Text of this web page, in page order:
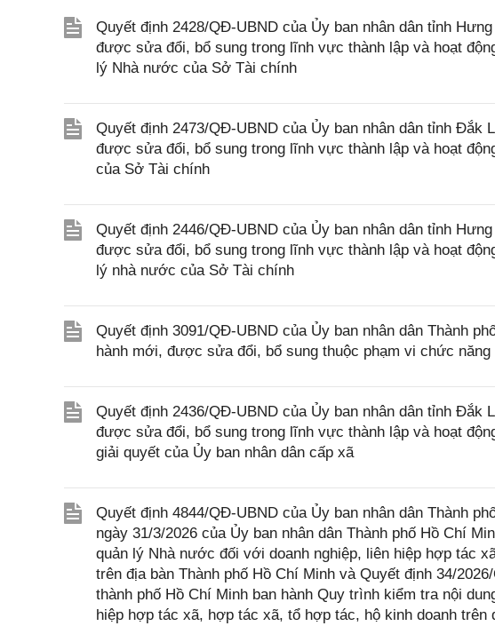
Quyết định 2428/QĐ-UBND của Ủy ban nhân dân tỉnh
được sửa đổi, bổ sung trong lĩnh vực thành lập và hoạt
lý Nhà nước của Sở Tài chính
Quyết định 2473/QĐ-UBND của Ủy ban nhân dân tỉnh Đắk
được sửa đổi, bổ sung trong lĩnh vực thành lập và hoạt
của Sở Tài chính
Quyết định 2446/QĐ-UBND của Ủy ban nhân dân tỉnh
được sửa đổi, bổ sung trong lĩnh vực thành lập và hoạt
lý nhà nước của Sở Tài chính
Quyết định 3091/QĐ-UBND của Ủy ban nhân dân Thành
hành mới, được sửa đổi, bổ sung thuộc phạm vi chức
Quyết định 2436/QĐ-UBND của Ủy ban nhân dân tỉnh Đắk
được sửa đổi, bổ sung trong lĩnh vực thành lập và hoạt
giải quyết của Ủy ban nhân dân cấp xã
Quyết định 4844/QĐ-UBND của Ủy ban nhân dân Thành
ngày 31/3/2026 của Ủy ban nhân dân Thành phố Hồ Chí
quản lý Nhà nước đối với doanh nghiệp, liên hiệp hợp tác
trên địa bàn Thành phố Hồ Chí Minh và Quyết định 34/
thành phố Hồ Chí Minh ban hành Quy trình kiểm tra nội
hiệp hợp tác xã, hợp tác xã, tổ hợp tác, hộ kinh doanh trên